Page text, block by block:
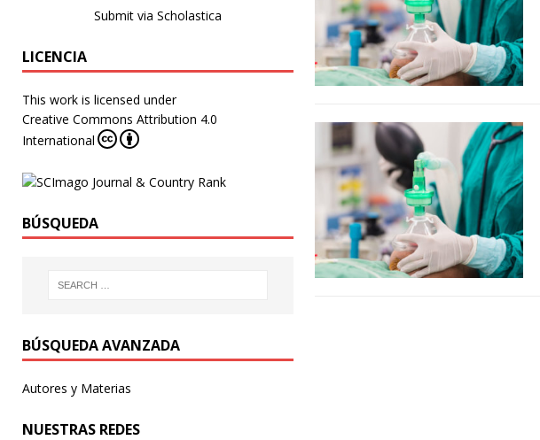
Submit via Scholastica
LICENCIA
This work is licensed under
Creative Commons Attribution 4.0
International
BÚSQUEDA
BÚSQUEDA AVANZADA
Autores y Materias
NUESTRAS REDES